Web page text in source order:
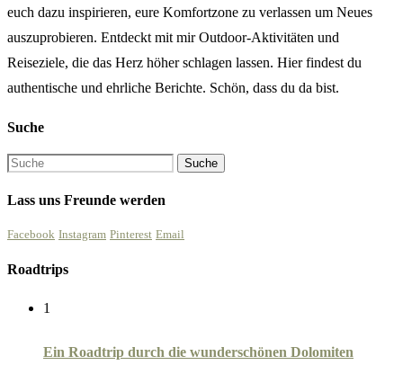
euch dazu inspirieren, eure Komfortzone zu verlassen um Neues
auszuprobieren. Entdeckt mit mir Outdoor-Aktivitäten und
Reiseziele, die das Herz höher schlagen lassen. Hier findest du
authentische und ehrliche Berichte. Schön, dass du da bist.
Suche
Lass uns Freunde werden
Facebook Instagram Pinterest Email
Roadtrips
1
Ein Roadtrip durch die wunderschönen Dolomiten